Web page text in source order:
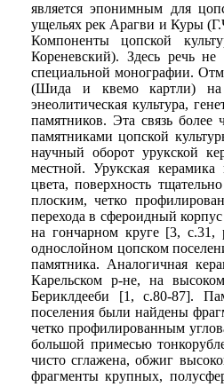
является эпонимным для
ущельях рек Арагви и Куры
Компоненты цопской
Кореневский). Здесь речь
специальной монографии.
(Шида и квемо картли) на
энеолитическая культура,
памятников. Эта связь
памятниками цопской
научный оборот урукской
местной. Урукская
цвета, поверхность
плоским, четко
перехода в сфероидный
на гончарном круге [3, с.31,
однослойном цопском
памятника. Аналогичная
Карельском р-не, на
Бериклдееби [1, с.80-87].
поселения были найдены
четко профилированным
большой примесью
чисто сглажена, обжиг
фрагменты крупных,